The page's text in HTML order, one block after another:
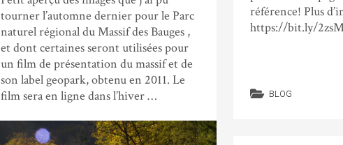
tourner l’automne dernier pour le Parc
naturel régional du Massif des Bauges ,
et dont certaines seront utilisées pour
un film de présentation du massif et de
son label geopark, obtenu en 2011. Le
film sera en ligne dans l’hiver …
référence! Plus
https://bit.ly/
BLOG